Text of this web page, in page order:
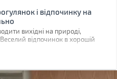
і відпочинку на
вихідні на природі,
відпочинок в хорошій